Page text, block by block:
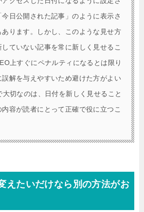
日公開された記事」のように表示さ
ります。しかし、このような見せ方
ていない記事を常に新しく見せるこ
上すぐにペナルティになるとは限り
誤解を与えやすいため避けた方がよい
大切なのは、日付を新しく見せること
容が読者にとって正確で役に立つこ
えたいだけなら別の方法がお